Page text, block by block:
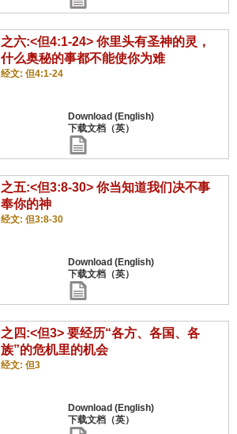
之六:<但4:1-24> 你里头有圣神的灵，
什么奥秘的事都不能使你为难
经文: 但4:1-24
之五:<但3:8-30> 你当知道我们决不事
奉你的神
经文: 但3:8-30
之四:<但3> 要经历“各方、各国、各
族”的危机里的机会
经文: 但3